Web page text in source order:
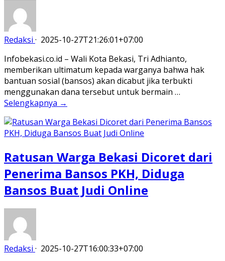
Redaksi · 2025-10-27T21:26:01+07:00
Infobekasi.co.id – Wali Kota Bekasi, Tri Adhianto,
memberikan ultimatum kepada warganya bahwa hak
bantuan sosial (bansos) akan dicabut jika terbukti
menggunakan dana tersebut untuk bermain …
Selengkapnya →
Ratusan Warga Bekasi Dicoret dari
Penerima Bansos PKH, Diduga
Bansos Buat Judi Online
Redaksi · 2025-10-27T16:00:33+07:00